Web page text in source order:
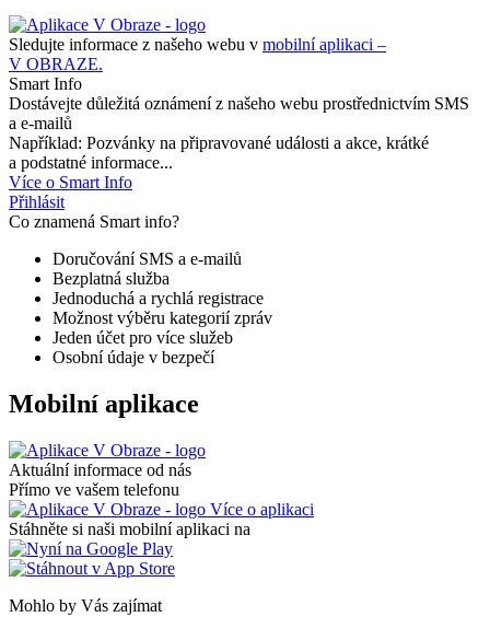
Sledujte informace z našeho webu v mobilní aplikaci –
V OBRAZE.
Smart Info
Dostávejte důležitá oznámení z našeho webu prostřednictvím SMS
a e-mailů
Například: Pozvánky na připravované události a akce, krátké
a podstatné informace...
Více o Smart Info
Přihlásit
Co znamená Smart info?
Doručování SMS a e-mailů
Bezplatná služba
Jednoduchá a rychlá registrace
Možnost výběru kategorií zpráv
Jeden účet pro více služeb
Osobní údaje v bezpečí
Mobilní aplikace
Aktuální informace od nás
Přímo ve vašem telefonu
Více o aplikaci
Stáhněte si naši mobilní aplikaci na
Mohlo by Vás zajímat